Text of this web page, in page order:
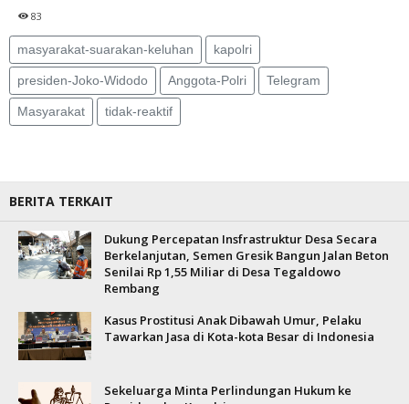
83
masyarakat-suarakan-keluhan kapolri
presiden-Joko-Widodo Anggota-Polri Telegram
Masyarakat tidak-reaktif
BERITA TERKAIT
Dukung Percepatan Insfrastruktur Desa Secara
Berkelanjutan, Semen Gresik Bangun Jalan Beton
Senilai Rp 1,55 Miliar di Desa Tegaldowo
Rembang
Kasus Prostitusi Anak Dibawah Umur, Pelaku
Tawarkan Jasa di Kota-kota Besar di Indonesia
Sekeluarga Minta Perlindungan Hukum ke